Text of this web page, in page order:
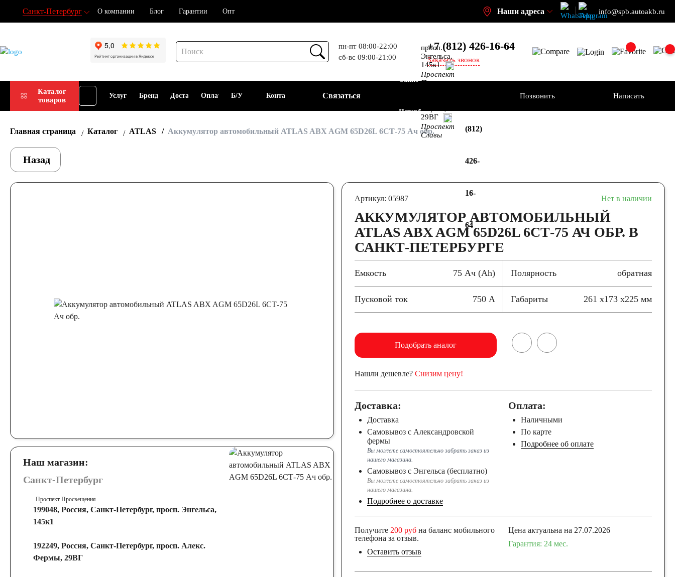
Санкт-Петербург О компании Блог Гарантии Опт Наши адреса info@spb.autoakb.ru
пн-пт 08:00-22:00
сб-вс 09:00-21:00
+7 (812) 426-16-64
Заказать звонок
Каталог
товаров
Подбор
АКБ
Услуги Бренды Доставка Оплата
Прием
Б/У Контакты Связаться
Санкт-
Петербург
просп.
Энгельса,
145к1
Проспект
Просвещения
29ВГ
Проспект
Славы
(812)
426-
16-
64
Позвонить Написать
Главная страница Каталог ATLAS Аккумулятор автомобильный ATLAS ABX AGM 65D26L 6СТ-75 Ач обр.
Назад
Наш магазин:
Санкт-Петербург
Проспект Просвещения
199048, Россия, Санкт-Петербург, просп. Энгельса,
145к1
192249, Россия, Санкт-Петербург, просп. Алекс.
Фермы, 29ВГ
Артикул: 05987 Нет в наличии
АККУМУЛЯТОР АВТОМОБИЛЬНЫЙ
ATLAS ABX AGM 65D26L 6СТ-75 АЧ ОБР. В
САНКТ-ПЕТЕРБУРГЕ
Емкость 75 Ач (Ah) Полярность обратная
Пусковой ток 750 А Габариты 261 x173 x225 мм
Подобрать аналог
Нашли дешевле? Снизим цену!
Доставка:
Доставка
Самовывоз с Александровской
фермы
Вы можете самостоятельно забрать заказ из
нашего магазина.
Самовывоз с Энгельса (бесплатно)
Вы можете самостоятельно забрать заказ из
нашего магазина.
Подробнее о доставке
Оплата:
Наличными
По карте
Подробнее об оплате
Получите 200 рубна баланс мобильного
телефона за отзыв.
Оставить отзыв
Цена актуальна на 27.07.2026
Гарантия: 24 меc.